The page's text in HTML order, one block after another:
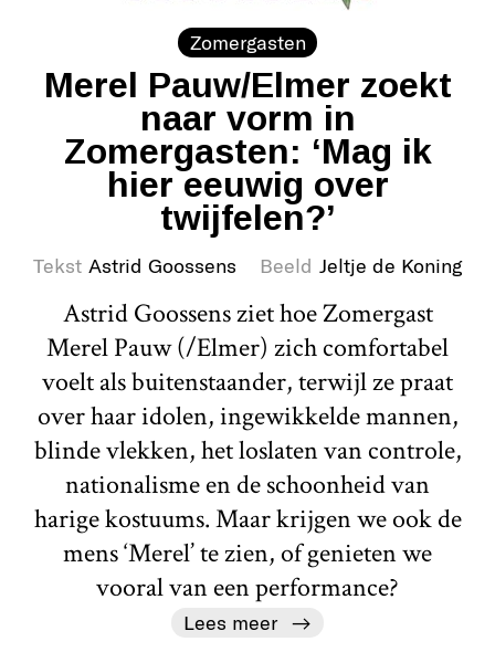
Zomergasten
Merel Pauw/Elmer zoekt
naar vorm in
Zomergasten: ‘Mag ik
hier eeuwig over
twijfelen?’
Tekst Astrid Goossens Beeld Jeltje de Koning
Astrid Goossens ziet hoe Zomergast
Merel Pauw (/Elmer) zich comfortabel
voelt als buitenstaander, terwijl ze praat
over haar idolen, ingewikkelde mannen,
blinde vlekken, het loslaten van controle,
nationalisme en de schoonheid van
harige kostuums. Maar krijgen we ook de
mens ‘Merel’ te zien, of genieten we
vooral van een performance?
Lees meer